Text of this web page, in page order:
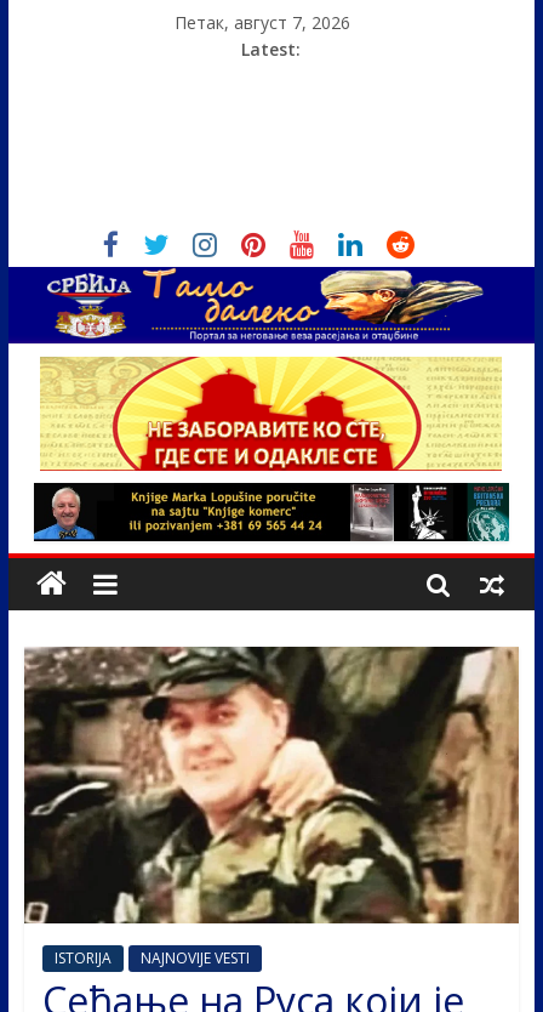
Петак, август 7, 2026
Latest:
ISTORIJA NAJNOVIJE VESTI
Сећање на Руса који је